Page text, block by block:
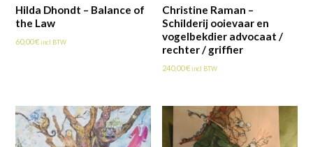
Hilda Dhondt – Balance of
the Law
60,00€incl BTW
Christine Raman –
Schilderij ooievaar en
vogelbekdier advocaat /
rechter / griffier
240,00€incl BTW